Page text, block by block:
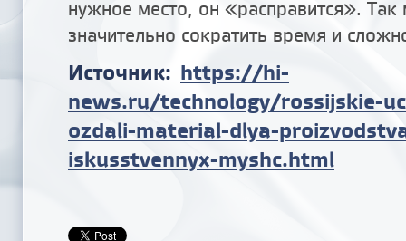
нужное место, он «расправится».
значительно сократить время и
Источник: https://hi-
news.ru/technology/rossijskie-
ozdali-material-dlya-
iskusstvennyx-myshc.html